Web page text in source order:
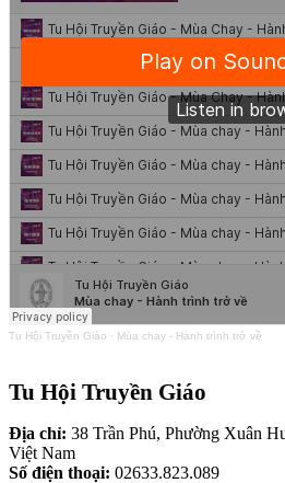
Tu Hội Truyền Giáo · Mùa chay - Hành trình trở về
Tu Hội Truyền Giáo
Địa chỉ: 38 Trần Phú, Phường Xuân
Việt Nam
Số điện thoại: 02633.823.089